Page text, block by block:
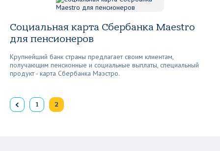
Социальная карта Сбербанка Maestro
для пенсионеров
Крупнейший банк страны предлагает своим клиентам,
получающим пенсионные и социальные выплаты, специальный
продукт - карта Сбербанка Маэстро.
1 2